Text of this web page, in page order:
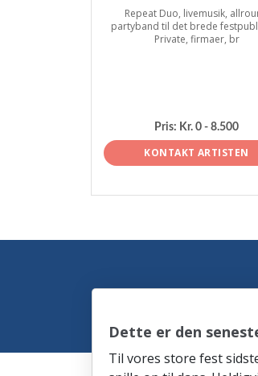
Repeat Duo, livemusik,
partyband til det brede
Private, firmaer, br
Pris: Kr. 0 - 8.500
KONTAKT ARTISTEN
Dette er den
Til vores store fest